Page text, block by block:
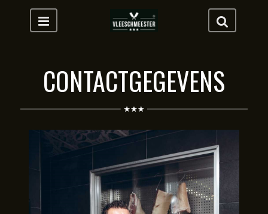
CONTACTGEGEVENS